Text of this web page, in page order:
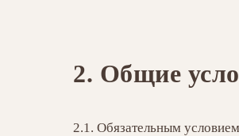
2. Общие
2.1. Обязательным